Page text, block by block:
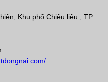
Khu phố Chiêu liêu , TP